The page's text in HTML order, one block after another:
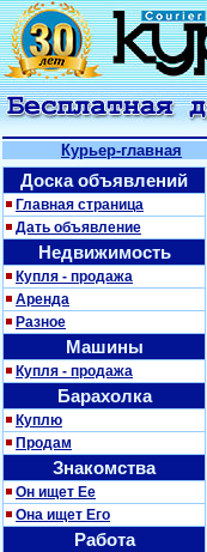
Курьер-главная
Доска объявлений
Главная страница
Дать объявление
Недвижимость
Купля - продажа
Аренда
Разное
Машины
Купля - продажа
Барахолка
Куплю
Продам
Знакомства
Он ищет Ее
Она ищет Его
Работа